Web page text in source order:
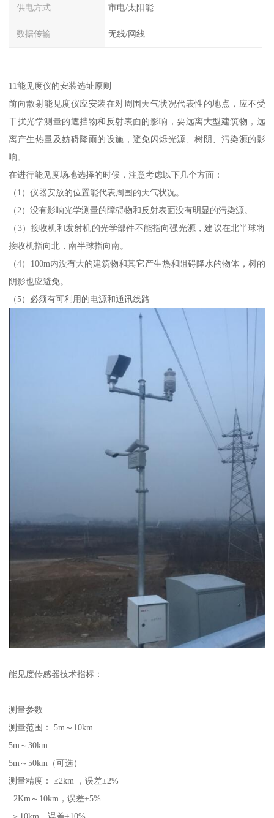
供电方式 市电/太阳能
数据传输 无线/网线
11能见度仪的安装选址原则
前向散射能见度仪应安装在对周围天气状况代表性的地点，应不受
干扰光学测量的遮挡物和反射表面的影响，要远离大型建筑物，远
离产生热量及妨碍降雨的设施，避免闪烁光源、树阴、污染源的影
响。
在进行能见度场地选择的时候，注意考虑以下几个方面：
（1）仪器安放的位置能代表周围的天气状况。
（2）没有影响光学测量的障碍物和反射表面没有明显的污染源。
（3）接收机和发射机的光学部件不能指向强光源，建议在北半球将
接收机指向北，南半球指向南。
（4）100m内没有大的建筑物和其它产生热和阻碍降水的物体，树的
阴影也应避免。
（5）必须有可利用的电源和通讯线路
能见度传感器技术指标：
测量参数
测量范围： 5m～10km
5m～30km
5m～50km（可选）
测量精度： ≤2km ，误差±2%
2Km～10km，误差±5%